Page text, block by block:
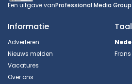
Een uitgave vanProfessional Media Group
Informatie
Adverteren
Nieuws melden
Vacatures
Over ons
Taal
Frans